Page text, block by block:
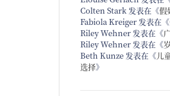
Colten Stark 发表在《假
Fabiola Kreiger 发表在《
Riley Wehner 发表在《
Riley Wehner 发表在《
Beth Kunze 发表在《儿
选择》